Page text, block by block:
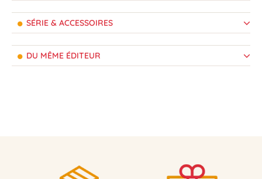
SÉRIE & ACCESSOIRES
DU MÊME ÉDITEUR